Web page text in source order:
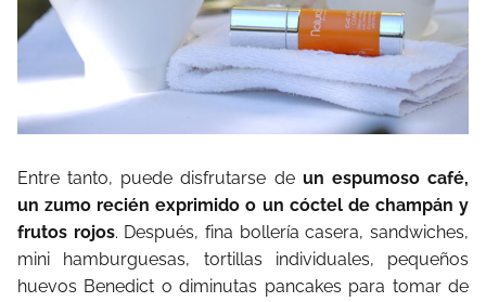
Entre tanto, puede disfrutarse deun espumoso café,
un zumo recién exprimido o un cóctel de champán y
frutos rojos. Después, fina bollería casera, sandwiches,
mini hamburguesas, tortillas individuales, pequeños
huevos Benedict o diminutas pancakes para tomar de